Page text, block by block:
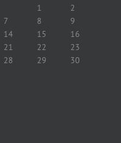
1
2
7 8
9
14 15
16
21 22
23
28 29
30